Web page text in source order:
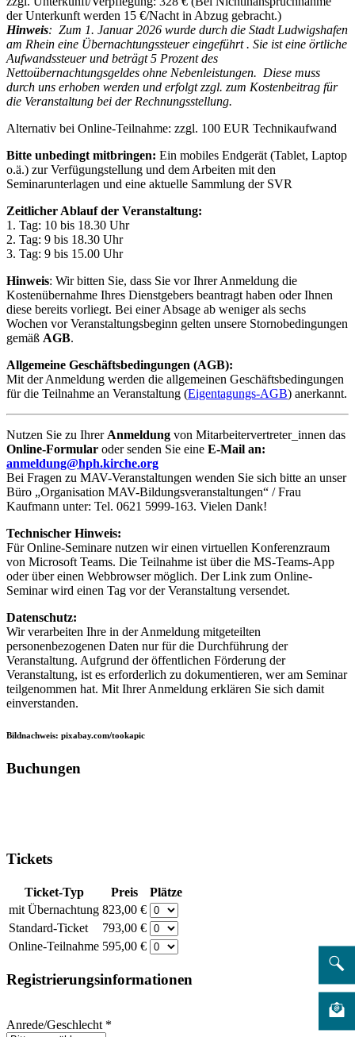
der Unterkunft werden 15 €/Nacht in Abzug gebracht.)
Hinweis: Zum 1. Januar 2026 wurde durch die Stadt Ludwigshafen
am Rhein eine Übernachtungssteuer eingeführt . Sie ist eine örtliche
Aufwandssteuer und beträgt 5 Prozent des
Nettoübernachtungsgeldes ohne Nebenleistungen. Diese muss
durch uns erhoben werden und erfolgt zzgl. zum Kostenbeitrag für
die Veranstaltung bei der Rechnungsstellung.
Alternativ bei Online-Teilnahme: zzgl. 100 EUR Technikaufwand
Bitte unbedingt mitbringen: Ein mobiles Endgerät (Tablet, Laptop
o.ä.) zur Verfügungstellung und dem Arbeiten mit den
Seminarunterlagen und eine aktuelle Sammlung der SVR
Zeitlicher Ablauf der Veranstaltung:
1. Tag: 10 bis 18.30 Uhr
2. Tag: 9 bis 18.30 Uhr
3. Tag: 9 bis 15.00 Uhr
Hinweis: Wir bitten Sie, dass Sie vor Ihrer Anmeldung die
Kostenübernahme Ihres Dienstgebers beantragt haben oder Ihnen
diese bereits vorliegt. Bei einer Absage ab weniger als sechs
Wochen vor Veranstaltungsbeginn gelten unsere Stornobedingungen
gemäß AGB.
Allgemeine Geschäftsbedingungen (AGB):
Mit der Anmeldung werden die allgemeinen Geschäftsbedingungen
für die Teilnahme an Veranstaltung (Eigentagungs-AGB) anerkannt.
Nutzen Sie zu IhrerAnmeldung von Mitarbeitervertreter_innen das
Online-Formular oder senden Sie eine E-Mail an:
anmeldung@hph.kirche.org
Bei Fragen zu MAV-Veranstaltungen wenden Sie sich bitte an unser
Büro „Organisation MAV-Bildungsveranstaltungen“ / Frau
Kaufmann unter: Tel. 0621 5999-163. Vielen Dank!
Technischer Hinweis:
Für Online-Seminare nutzen wir einen virtuellen Konferenzraum
von Microsoft Teams. Die Teilnahme ist über die MS-Teams-App
oder über einen Webbrowser möglich. Der Link zum Online-
Seminar wird einen Tag vor der Veranstaltung versendet.
Datenschutz:
Wir verarbeiten Ihre in der Anmeldung mitgeteilten
personenbezogenen Daten nur für die Durchführung der
Veranstaltung. Aufgrund der öffentlichen Förderung der
Veranstaltung, ist es erforderlich zu dokumentieren, wer am Seminar
teilgenommen hat. Mit Ihrer Anmeldung erklären Sie sich damit
einverstanden.
Bildnachweis: pixabay.com/tookapic
Buchungen
Tickets
Ticket-Typ Preis
Plätze
mit Übernachtung 823,00 €
Standard-Ticket
793,00 €
Online-Teilnahme 595,00 €
Registrierungsinformationen
Anrede/Geschlecht *